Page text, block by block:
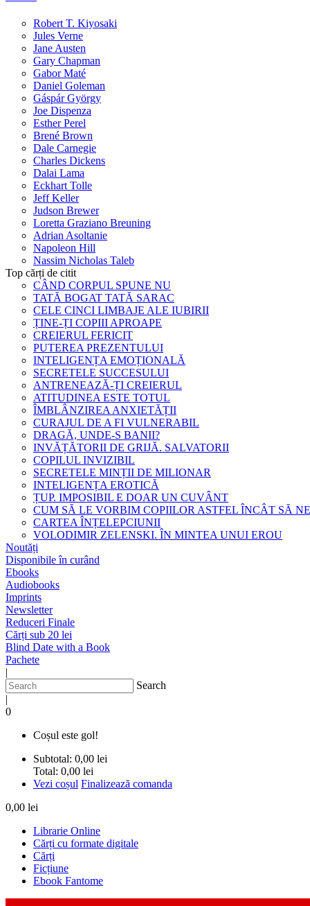
Robert T. Kiyosaki
Jules Verne
Jane Austen
Gary Chapman
Gabor Maté
Daniel Goleman
Gáspár György
Joe Dispenza
Esther Perel
Brené Brown
Dale Carnegie
Charles Dickens
Dalai Lama
Eckhart Tolle
Jeff Keller
Judson Brewer
Loretta Graziano Breuning
Adrian Asoltanie
Napoleon Hill
Nassim Nicholas Taleb
Top cărți de citit
CÂND CORPUL SPUNE NU
TATĂ BOGAT TATĂ SARAC
CELE CINCI LIMBAJE ALE IUBIRII
ȚINE-ȚI COPIII APROAPE
CREIERUL FERICIT
PUTEREA PREZENTULUI
INTELIGENȚA EMOȚIONALĂ
SECRETELE SUCCESULUI
ANTRENEAZĂ-ȚI CREIERUL
ATITUDINEA ESTE TOTUL
ÎMBLÂNZIREA ANXIETĂȚII
CURAJUL DE A FI VULNERABIL
DRAGĂ, UNDE-S BANII?
INVĂȚĂTORII DE GRIJĂ. SALVATORII
COPILUL INVIZIBIL
SECRETELE MINȚII DE MILIONAR
INTELIGENȚA EROTICĂ
ȚUP. IMPOSIBIL E DOAR UN CUVÂNT
CUM SĂ LE VORBIM COPIILOR ASTFEL ÎNCÂT SĂ
CARTEA ÎNȚELEPCIUNII
VOLODIMIR ZELENSKI. ÎN MINTEA UNUI EROU
Noutăți
Disponibile în curând
Ebooks
Audiobooks
Imprints
Newsletter
Reduceri Finale
Cărți sub 20 lei
Blind Date with a Book
Pachete
|
Search
|
0
Coșul este gol!
Subtotal: 0,00 lei
Total: 0,00 lei
Vezi coșul Finalizează comanda
0,00 lei
Librarie Online
Cărți cu formate digitale
Cărți
Ficțiune
Ebook Fantome